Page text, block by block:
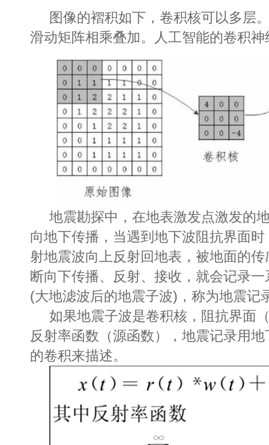
图像的褶积如下，卷积核可以多层
滑动矩阵相乘叠加。人工智能的卷积
地震勘探中，在地表激发点激发的
向地下传播，当遇到地下波阻抗界面
射地震波向上反射回地表，被地面的
断向下传播、反射、接收，就会记录
(大地滤波后的地震子波)，称为地震记
如果地震子波是卷积核，阻抗界面
反射率函数（源函数），地震记录用
的卷积来描述。